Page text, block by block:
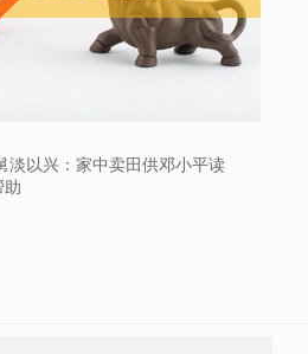
淡以兴：家中卖田供邓小平读